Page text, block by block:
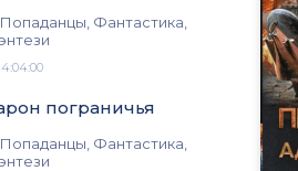
Попаданцы, Фантастика,
пограничья
Попаданцы, Фантастика,